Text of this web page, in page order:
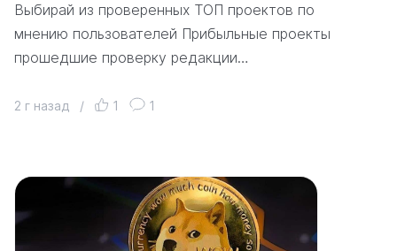
Выбирай из проверенных ТОП проектов по
мнению пользователей Прибыльные проекты
прошедшие проверку редакции…
2 г назад / 1 1